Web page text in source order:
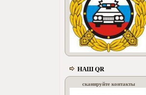
НАШ QR
сканируйте контакты